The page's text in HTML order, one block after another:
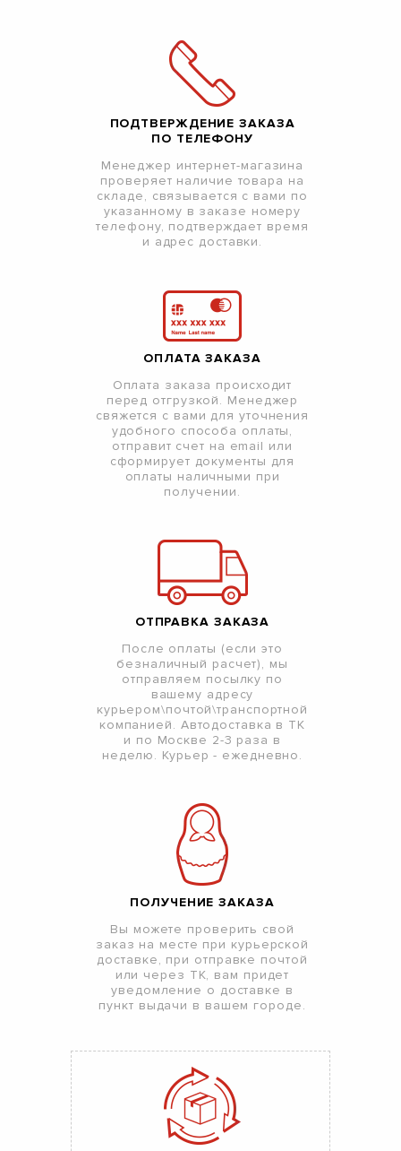
ПОДТВЕРЖДЕНИЕ ЗАКАЗА
ПО ТЕЛЕФОНУ
Менеджер интернет-магазина
проверяет наличие товара на
складе, связывается с вами по
указанному в заказе номеру
телефону, подтверждает время
и адрес доставки.
ОПЛАТА ЗАКАЗА
Оплата заказа происходит
перед отгрузкой. Менеджер
свяжется с вами для уточнения
удобного способа оплаты,
отправит счет на email или
сформирует документы для
оплаты наличными при
получении.
ОТПРАВКА ЗАКАЗА
После оплаты (если это
безналичный расчет), мы
отправляем посылку по
вашему адресу
курьером\почтой\транспортной
компанией. Автодоставка в ТК
и по Москве 2-3 раза в
неделю. Курьер - ежедневно.
ПОЛУЧЕНИЕ ЗАКАЗА
Вы можете проверить свой
заказ на месте при курьерской
доставке, при отправке почтой
или через ТК, вам придет
уведомление о доставке в
пункт выдачи в вашем городе.